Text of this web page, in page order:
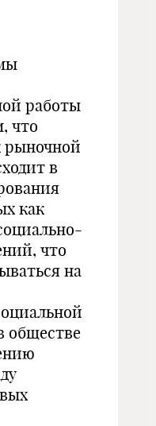
работы
что
рыночной
в
как
что
на
обществе